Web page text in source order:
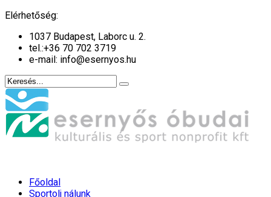
Elérhetőség:
1037 Budapest, Laborc u. 2.
tel.:+36 70 702 3719
e-mail: info@esernyos.hu
Főoldal
Sportolj nálunk
év
hónap
év
hónap